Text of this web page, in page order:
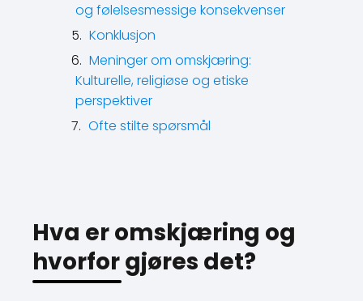
og følelsesmessige konsekvenser
Konklusjon
Meninger om omskjæring:
Kulturelle, religiøse og etiske
perspektiver
Ofte stilte spørsmål
Hva er omskjæring og
hvorfor gjøres det?